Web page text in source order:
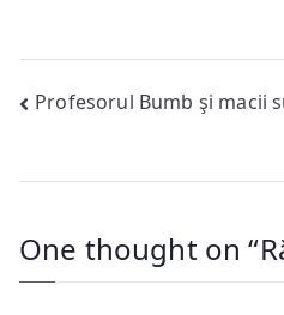
Post
Profesorul Bumb şi macii
One thought on “